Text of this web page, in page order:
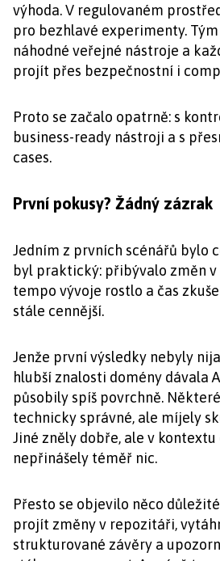
výhoda. V regulovaném
pro bezhlavé experimenty.
náhodné veřejné nástroje a
projít přes bezpečnostní i
Proto se začalo opatrně: s
business-ready nástroji a s
cases.
První pokusy? Žádný zázrak
Jedním z prvních scénářů bylo
byl praktický: přibývalo změn
tempo vývoje rostlo a čas
stále cennější.
Jenže první výsledky nebyly
hlubší znalosti domény dávala
působily spíš povrchně.
technicky správné, ale míjely
Jiné zněly dobře, ale v kontextu
nepřinášely téměř nic.
Přesto se objevilo něco
projít změny v repozitáři,
strukturované závěry a